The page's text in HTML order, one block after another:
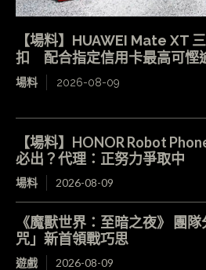
【場料】HUAWEI Mate XT
扣 配合指定信用卡最高可慳
場料 2026-08-09
【場料】HONOR Robot
必出？代理：正努力爭取中
場料 2026-08-09
《魔獸世界：至暗之夜》 團
咒」新首領戰巧思
遊戲 2026-08-09